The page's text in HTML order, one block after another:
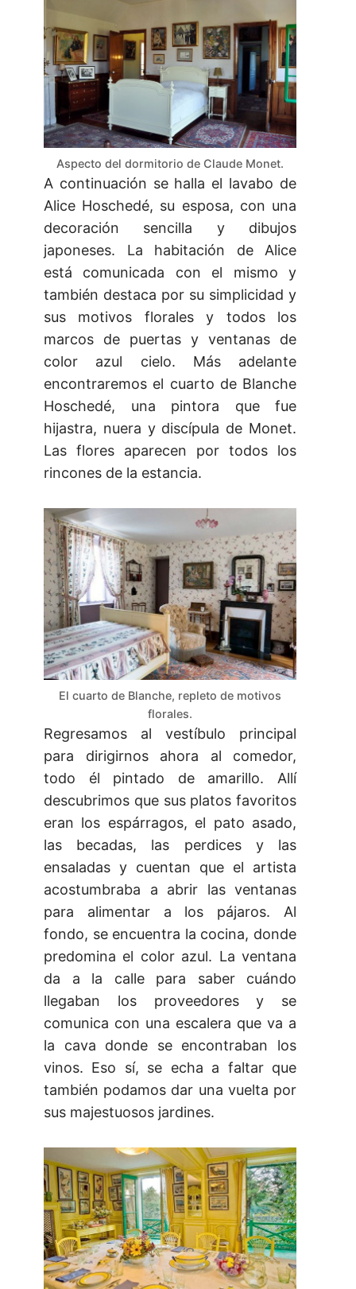
Aspecto del dormitorio de Claude Monet.
A continuación se halla el lavabo de
Alice Hoschedé, su esposa, con una
decoración sencilla y dibujos
japoneses. La habitación de Alice
está comunicada con el mismo y
también destaca por su simplicidad y
sus motivos florales y todos los
marcos de puertas y ventanas de
color azul cielo. Más adelante
encontraremos el cuarto de Blanche
Hoschedé, una pintora que fue
hijastra, nuera y discípula de Monet.
Las flores aparecen por todos los
rincones de la estancia.
El cuarto de Blanche, repleto de motivos
florales.
Regresamos al vestíbulo principal
para dirigirnos ahora al comedor,
todo él pintado de amarillo. Allí
descubrimos que sus platos favoritos
eran los espárragos, el pato asado,
las becadas, las perdices y las
ensaladas y cuentan que el artista
acostumbraba a abrir las ventanas
para alimentar a los pájaros. Al
fondo, se encuentra la cocina, donde
predomina el color azul. La ventana
da a la calle para saber cuándo
llegaban los proveedores y se
comunica con una escalera que va a
la cava donde se encontraban los
vinos. Eso sí, se echa a faltar que
también podamos dar una vuelta por
sus majestuosos jardines.